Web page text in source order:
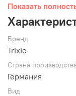
Характеристики:
Мягкий
Пищалка
Размер: 18
Подходит
Показать
Бренд
Trixie
Страна производства
Германия
Вид